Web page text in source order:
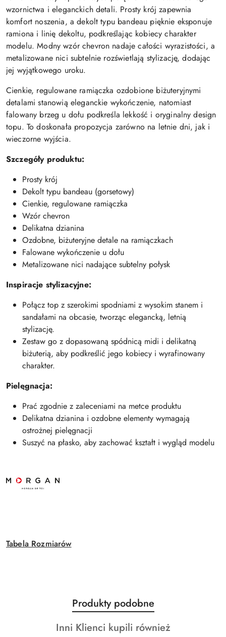
wzornictwa i eleganckich detali. Prosty krój zapewnia
komfort noszenia, a dekolt typu bandeau pięknie eksponuje
ramiona i linię dekoltu, podkreślając kobiecy charakter
modelu. Modny wzór chevron nadaje całości wyrazistości, a
metalizowane nici subtelnie rozświetlają stylizację, dodając
jej wyjątkowego uroku.
Cienkie, regulowane ramiączka ozdobione biżuteryjnymi
detalami stanowią eleganckie wykończenie, natomiast
falowany brzeg u dołu podkreśla lekkość i oryginalny design
topu. To doskonała propozycja zarówno na letnie dni, jak i
wieczorne wyjścia.
Szczegóły produktu:
Prosty krój
Dekolt typu bandeau (gorsetowy)
Cienkie, regulowane ramiączka
Wzór chevron
Delikatna dzianina
Ozdobne, biżuteryjne detale na ramiączkach
Falowane wykończenie u dołu
Metalizowane nici nadające subtelny połysk
Inspiracje stylizacyjne:
Połącz top z szerokimi spodniami z wysokim stanem i
sandałami na obcasie, tworząc elegancką, letnią
stylizację.
Zestaw go z dopasowaną spódnicą midi i delikatną
biżuterią, aby podkreślić jego kobiecy i wyrafinowany
charakter.
Pielęgnacja:
Prać zgodnie z zaleceniami na metce produktu
Delikatna dzianina i ozdobne elementy wymagają
ostrożnej pielęgnacji
Suszyć na płasko, aby zachować kształt i wygląd modelu
Tabela Rozmiarów
Pomiń karuzelę produktów
Produkty
o
statusie:
Produkty podobne
Produkty
Inni Klienci kupili również